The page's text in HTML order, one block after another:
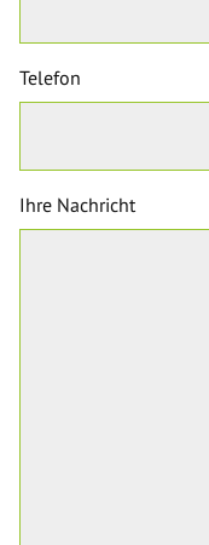
Telefon
Ihre Nachricht